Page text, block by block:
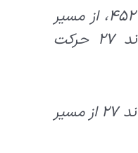
برج مراقبت: پرواز ۴۵۲، از مسیر
تاکسی آلفا به باند ۲۷ حرکت
خلبان: حرکت به باند ۲۷ از مسیر